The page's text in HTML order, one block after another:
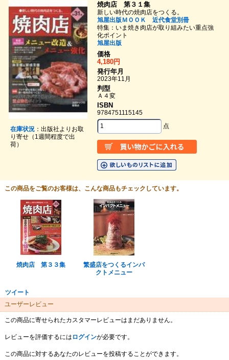
在庫状況：出版社よりお取
り寄せ（1週間程度で出
荷）
焼肉店 第３１集
新しい時代の焼肉店をつくる。
旭屋出版ＭＯＯＫ 近代食堂別冊
特集：いま焼き肉店が取り組みたい重点強
化ポイント
旭屋出版
価格
4,180円
発行年月
2023年11月
判型
Ａ４変
ISBN
9784751115145
点
この商品をご覧のお客様は、こんな商品もチェックしています。
焼肉店 第３３集
繁盛店をつくるインパ
クトメニュー
ツイート
ユーザーレビュー
この商品に寄せられたカスタマーレビューはまだありません。
レビューを評価するには ログインが必要です。
この商品に対するあなたのレビューを投稿することができます。